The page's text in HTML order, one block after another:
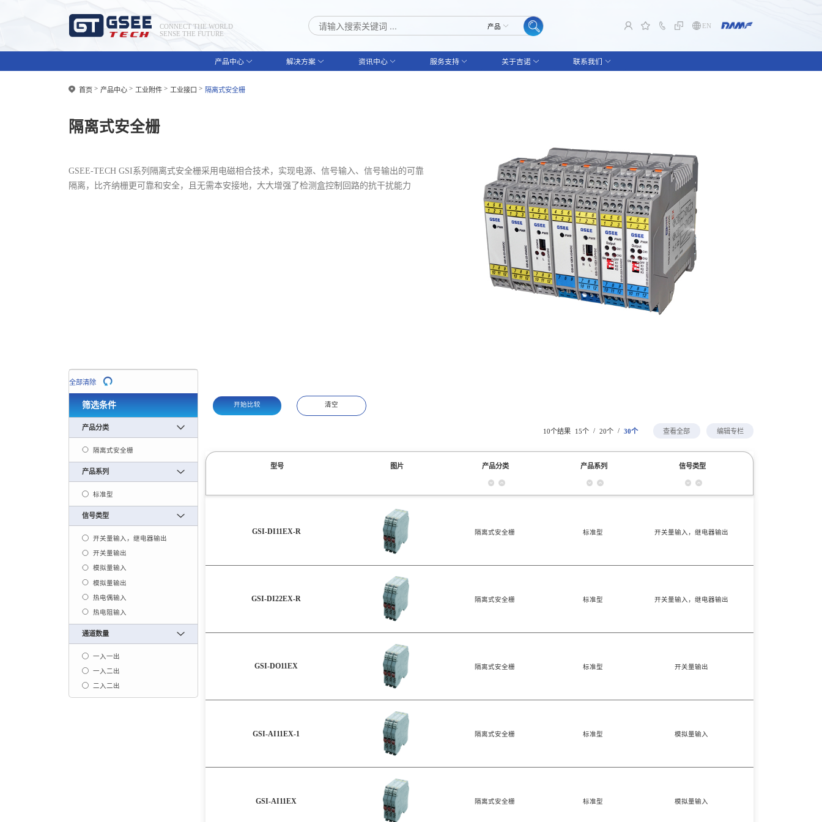
CONNECT THE WORLD
SENSE THE FUTURE
EN
产品中心 解决方案 资讯中心 服务支持 关于吉诺 联系我们
首页 产品中心 工业附件 工业接口 隔离式安全栅
隔离式安全栅
GSEE-TECH GSI系列隔离式安全栅采用电磁相合技术，实现电源、信号输入、信号输出的可靠
隔离，比齐纳栅更可靠和安全，且无需本安接地，大大增强了检测盒控制回路的抗干扰能力
全部清除
筛选条件
产品分类
隔离式安全栅
产品系列
标准型
信号类型
开关量输入，继电器输出
开关量输出
模拟量输入
模拟量输出
热电偶输入
热电阻输入
通道数量
一入一出
一入二出
二入二出
开始比较 清空
10个结果 15个 / 20个 / 30个 查看全部 编辑专栏
型号 图片 产品分类 产品系列 信号类型
GSI-DI11EX-R 隔离式安全栅 标准型 开关量输入，继电器输出
GSI-DI22EX-R 隔离式安全栅 标准型 开关量输入，继电器输出
GSI-DO11EX 隔离式安全栅 标准型 开关量输出
GSI-AI11EX-1 隔离式安全栅 标准型 模拟量输入
GSI-AI11EX 隔离式安全栅 标准型 模拟量输入